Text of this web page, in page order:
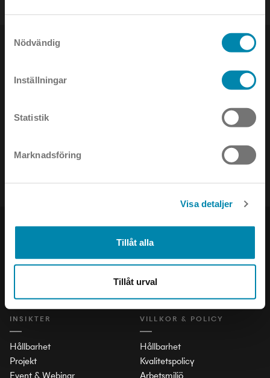
Nödvändig
Inställningar
Statistik
Marknadsföring
Visa detaljer
Tillåt alla
Tillåt urval
Inomhus
INSIKTER
Hållbarhet
Projekt
Event & Webinar
LinkedIn
Instagram
VILLKOR & POLICY
Hållbarhet
Kvalitetspolicy
Arbetsmiljö